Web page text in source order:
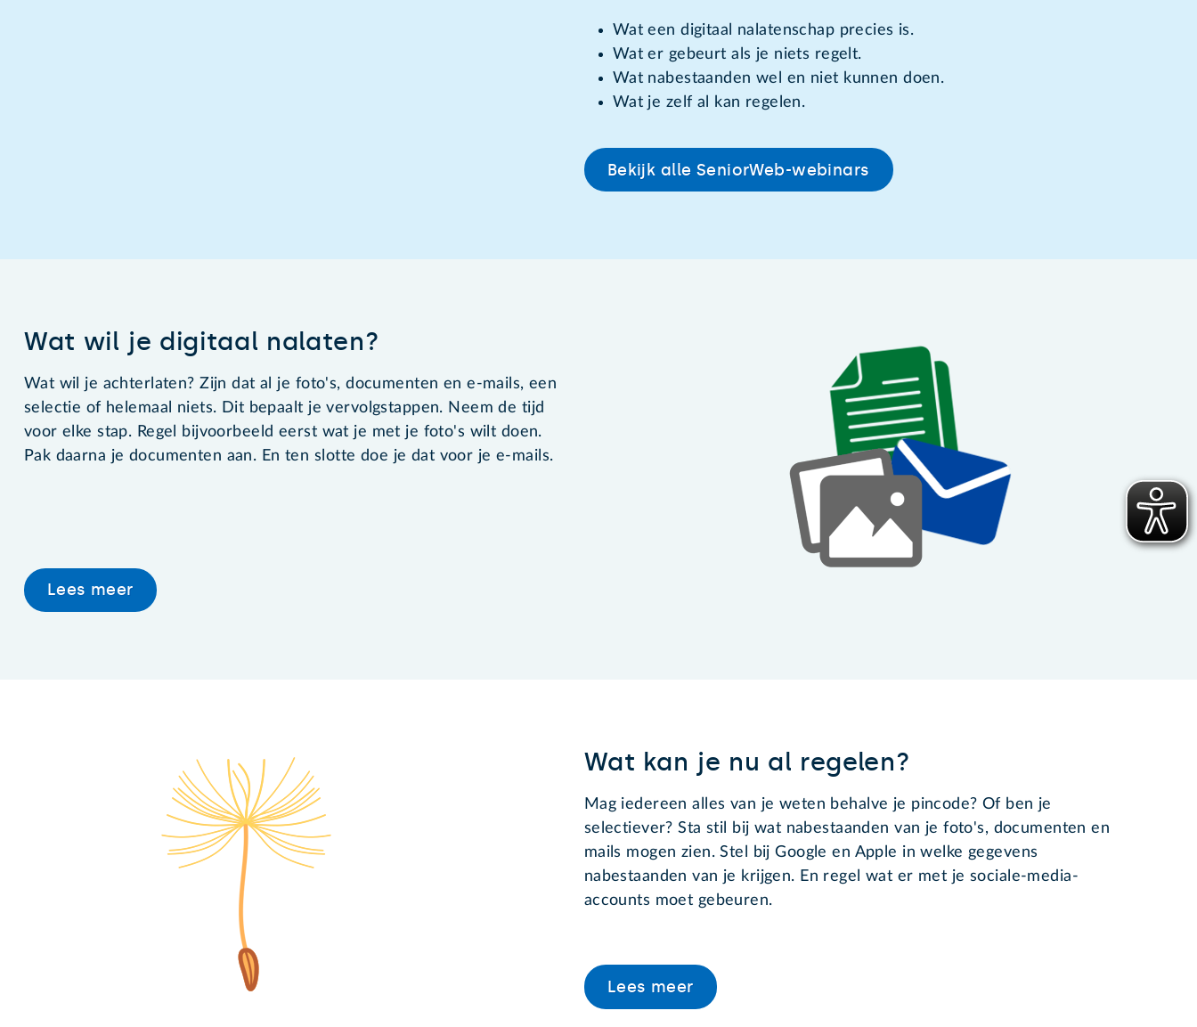
Wat een digitaal nalatenschap precies is.
Wat er gebeurt als je niets regelt.
Wat nabestaanden wel en niet kunnen doen.
Wat je zelf al kan regelen.
Bekijk alle SeniorWeb-webinars
Wat wil je digitaal nalaten?
Wat wil je achterlaten? Zijn dat al je foto's, documenten en e-mails, een
selectie of helemaal niets. Dit bepaalt je vervolgstappen. Neem de tijd
voor elke stap. Regel bijvoorbeeld eerst wat je met je foto's wilt doen.
Pak daarna je documenten aan. En ten slotte doe je dat voor je e-mails.
Lees meer
Wat kan je nu al regelen?
Mag iedereen alles van je weten behalve je pincode? Of ben je
selectiever? Sta stil bij wat nabestaanden van je foto's, documenten en
mails mogen zien. Stel bij Google en Apple in welke gegevens
nabestaanden van je krijgen. En regel wat er met je sociale-media-
accounts moet gebeuren.
Lees meer